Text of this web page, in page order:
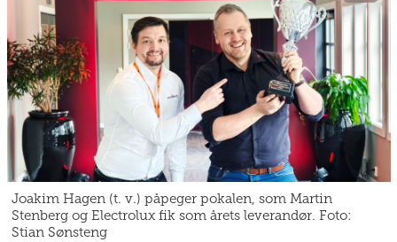
Joakim Hagen (t. v.) påpeger pokalen, som Martin
Stenberg og Electrolux fik som årets leverandør. Foto:
Stian Sønsteng